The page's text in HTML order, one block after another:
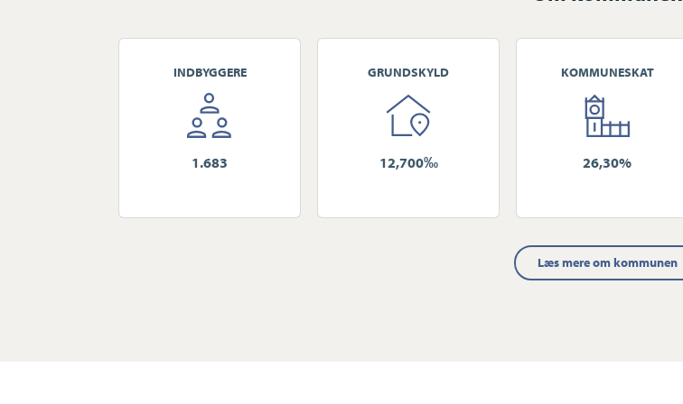
INDBYGGERE
1.683
GRUNDSKYLD
12,700‰
KOMMUNESKAT
26,30%
Læs mere om kommunen